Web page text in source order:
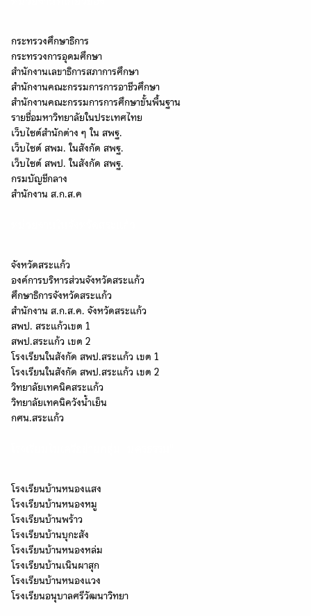
Search
for:
กระทรวงศึกษาธิการ
กระทรวงการอุดมศึกษา
สำนักงานเลขาธิการสภาการศึกษา
สำนักงานคณะกรรมการการอาชีวศึกษา
สำนักงานคณะกรรมการการศึกษาขั้นพื้นฐาน
รายชื่อมหาวิทยาลัยในประเทศไทย
เว็บไซต์สำนักต่าง ๆ ใน สพฐ.
เว็บไซต์ สพม. ในสังกัด สพฐ.
เว็บไซต์ สพป. ในสังกัด สพฐ.
กรมบัญชีกลาง
สำนักงาน ส.ก.ส.ค
จังหวัดสระแก้ว
องค์การบริหารส่วนจังหวัดสระแก้ว
ศึกษาธิการจังหวัดสระแก้ว
สำนักงาน ส.ก.ส.ค. จังหวัดสระแก้ว
สพป. สระแก้วเขต 1
สพป.สระแก้ว เขต 2
โรงเรียนในสังกัด สพป.สระแก้ว เขต 1
โรงเรียนในสังกัด สพป.สระแก้ว เขต 2
วิทยาลัยเทคนิคสระแก้ว
วิทยาลัยเทคนิควังน้ำเย็น
กศน.สระแก้ว
โรงเรียนบ้านหนองแสง
โรงเรียนบ้านหนองหมู
โรงเรียนบ้านพร้าว
โรงเรียนบ้านบุกะสัง
โรงเรียนบ้านหนองหล่ม
โรงเรียนบ้านเนินผาสุก
โรงเรียนบ้านหนองแวง
โรงเรียนอนุบาลศรีวัฒนาวิทยา